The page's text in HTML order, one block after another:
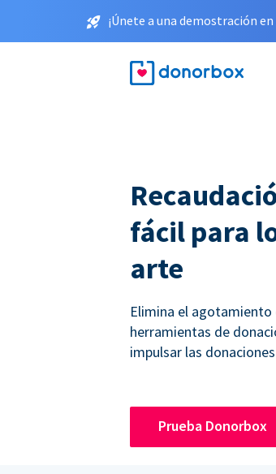
¡Únete a una demostración
fácil para
arte
Elimina el
herramientas de
impulsar las
Prueba Donorbox